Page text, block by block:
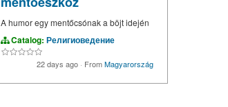
A humor egy mentőcsónak a böjt idején
Catalog: Религиоведение
22 days ago · FromMagyarország